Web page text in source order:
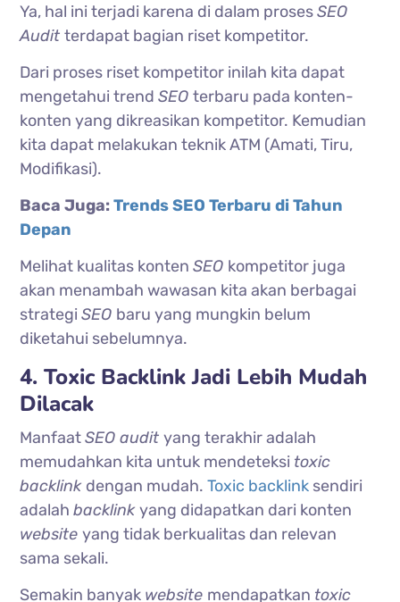
Ya, hal ini terjadi karena di dalam prosesSEO
Auditterdapat bagian riset kompetitor.
Dari proses riset kompetitor inilah kita dapat
mengetahui trendSEOterbaru pada konten-
konten yang dikreasikan kompetitor. Kemudian
kita dapat melakukan teknik ATM (Amati, Tiru,
Modifikasi).
Baca Juga:Trends SEO Terbaru di Tahun
Depan
Melihat kualitas kontenSEO kompetitor juga
akan menambah wawasan kita akan berbagai
strategiSEO baru yang mungkin belum
diketahui sebelumnya.
4. Toxic Backlink Jadi Lebih Mudah
Dilacak
ManfaatSEO audityang terakhir adalah
memudahkan kita untuk mendeteksi toxic
backlink dengan mudah.Toxic backlink sendiri
adalahbacklinkyang didapatkan dari konten
websiteyang tidak berkualitas dan relevan
sama sekali.
Semakin banyak website mendapatkan toxic